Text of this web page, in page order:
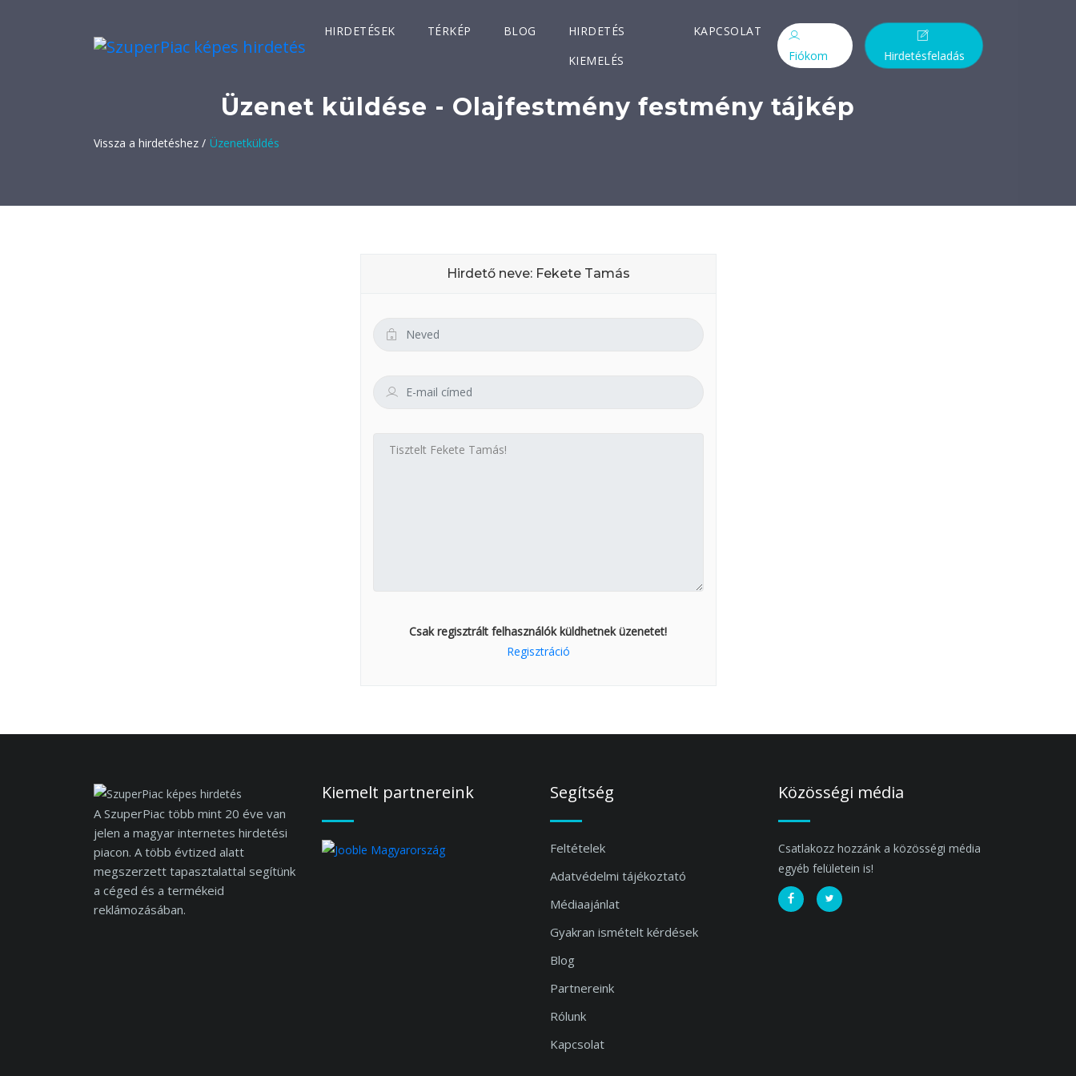
HIRDETÉSEK TÉRKÉP BLOG
HIRDETÉS
KIEMELÉS
KAPCSOLAT
Fiókom
Hirdetésfeladás
Üzenet küldése - Olajfestmény festmény tájkép
Vissza a hirdetéshez / Üzenetküldés
Hirdető neve: Fekete Tamás
Csak regisztrált felhasználók küldhetnek üzenetet!
Regisztráció
A SzuperPiac több mint 20 éve van
jelen a magyar internetes hirdetési
piacon. A több évtized alatt
megszerzett tapasztalattal segítünk
a céged és a termékeid
reklámozásában.
Kiemelt partnereink Segítség
Feltételek
Adatvédelmi tájékoztató
Médiaajánlat
Gyakran ismételt kérdések
Blog
Partnereink
Rólunk
Kapcsolat
Közösségi média
Csatlakozz hozzánk a közösségi média
egyéb felületein is!